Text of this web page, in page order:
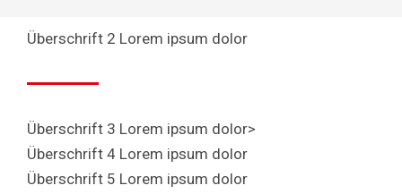
Überschrift 2 Lorem ipsum dolor
Überschrift 3 Lorem ipsum dolor>
Überschrift 4 Lorem ipsum dolor
Überschrift 5 Lorem ipsum dolor